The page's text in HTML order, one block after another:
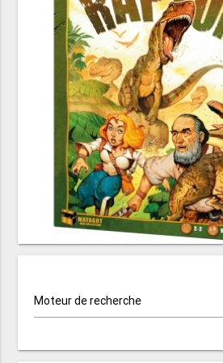
Moteur de recherche